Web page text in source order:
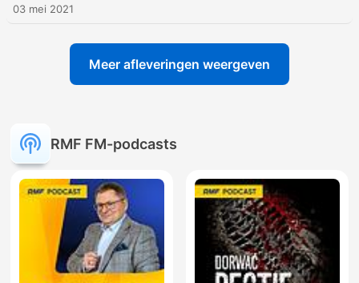
03 mei 2021
Meer afleveringen weergeven
RMF FM-podcasts